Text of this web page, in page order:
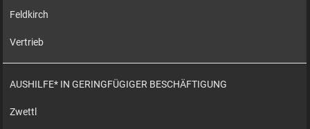
Feldkirch
Vertrieb
AUSHILFE* IN GERINGFÜGIGER BESCHÄFTIGUNG
Zwettl